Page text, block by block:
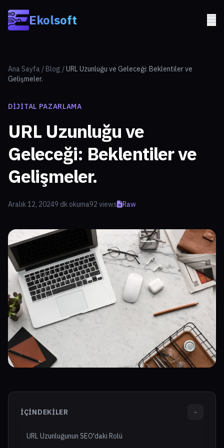
Ekolsoft
Ana Sayfa / Blog /URL Uzunluğu ve Geleceği: Beklentiler ve
Gelişmeler.
DIJITAL PAZARLAMA
URL Uzunluğu ve
Geleceği: Beklentiler ve
Gelişmeler.
Aralık 12, 20249 dk okuma92 views Raw
İÇINDEKILER -
URL Uzunluğunun SEO'daki Rolü